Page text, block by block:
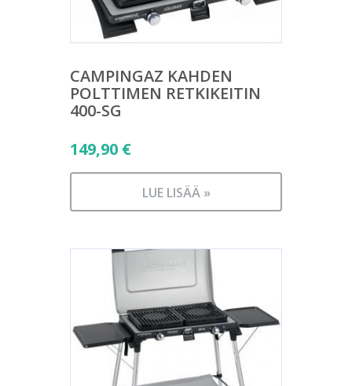
CAMPINGAZ KAHDEN
POLTTIMEN RETKIKEITIN
400-SG
149,90 €
LUE LISÄÄ »